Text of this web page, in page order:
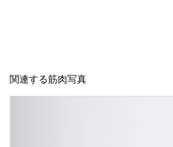
関連する筋肉写真